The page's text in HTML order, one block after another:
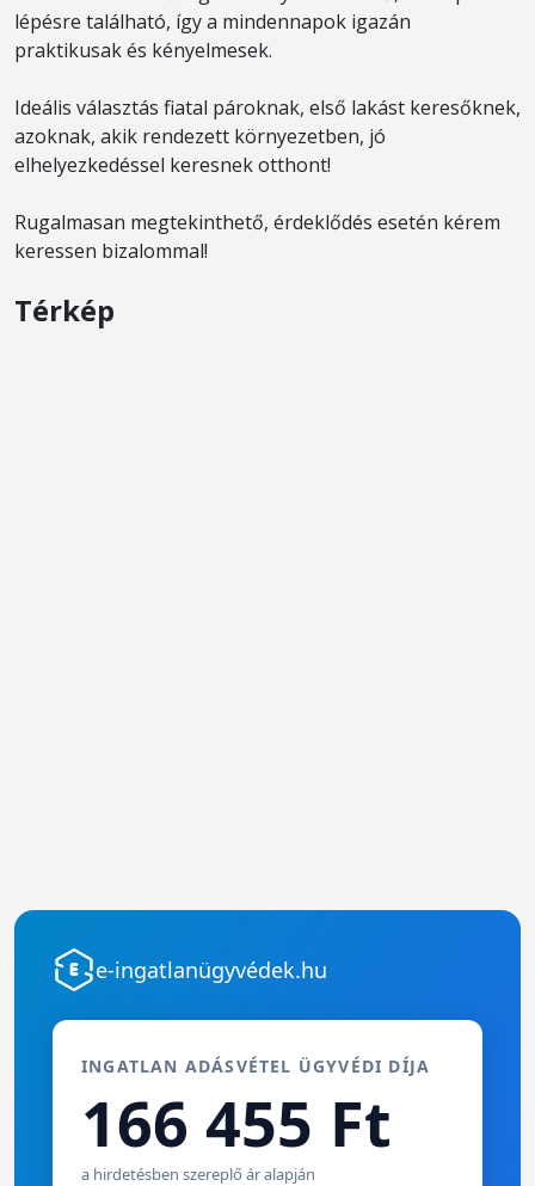
lépésre található, így a mindennapok igazán
praktikusak és kényelmesek.
Ideális választás fiatal pároknak, első lakást keresőknek,
azoknak, akik rendezett környezetben, jó
elhelyezkedéssel keresnek otthont!
Rugalmasan megtekinthető, érdeklődés esetén kérem
keressen bizalommal!
Térkép
e-ingatlanügyvédek.hu
INGATLAN ADÁSVÉTEL ÜGYVÉDI DÍJA
166 455 Ft
a hirdetésben szereplő ár alapján